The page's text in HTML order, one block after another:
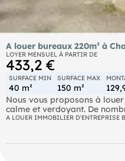
A louer bureaux 220m² à
LOYER MENSUEL À PARTIR DE
433,2 €
SURFACE MIN
40 m²
SURFACE MAX
150 m²
Nous vous proposons à
calme et verdoyant. De
climatisation, entretien .
nombreuses places de
SNCF Les Flachères (France)
A LOUER IMMOBILIER D'ENTREPRISE